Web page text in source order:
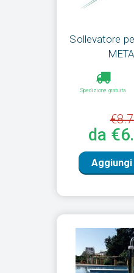
Sollevatore
Spedizione gratuita
da